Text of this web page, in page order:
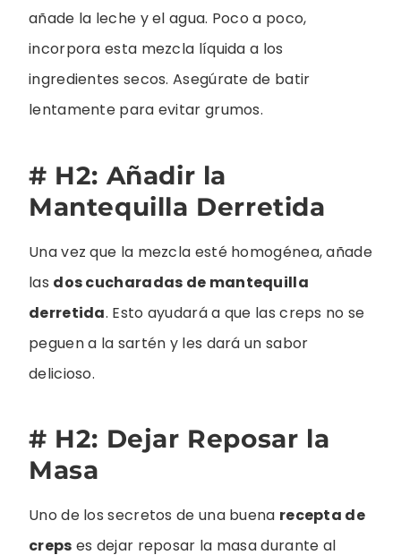
añade la leche y el agua. Poco a poco,
incorpora esta mezcla líquida a los
ingredientes secos. Asegúrate de batir
lentamente para evitar grumos.
# H2: Añadir la
Mantequilla Derretida
Una vez que la mezcla esté homogénea, añade
las dos cucharadas de mantequilla
derretida. Esto ayudará a que las creps no se
peguen a la sartén y les dará un sabor
delicioso.
# H2: Dejar Reposar la
Masa
Uno de los secretos de una buena recepta de
creps es dejar reposar la masa durante al